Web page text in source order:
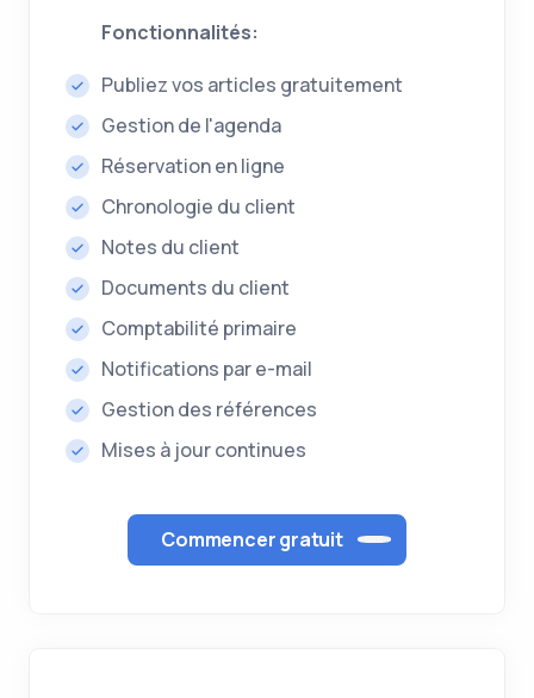
Fonctionnalités:
Publiez vos articles gratuitement
Gestion de l'agenda
Réservation en ligne
Chronologie du client
Notes du client
Documents du client
Comptabilité primaire
Notifications par e-mail
Gestion des références
Mises à jour continues
Commencer gratuit